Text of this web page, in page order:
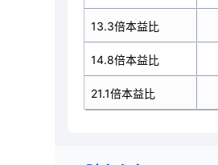
13.3倍本益比
14.8倍本益比
21.1倍本益比
84.06
93.54
133.35